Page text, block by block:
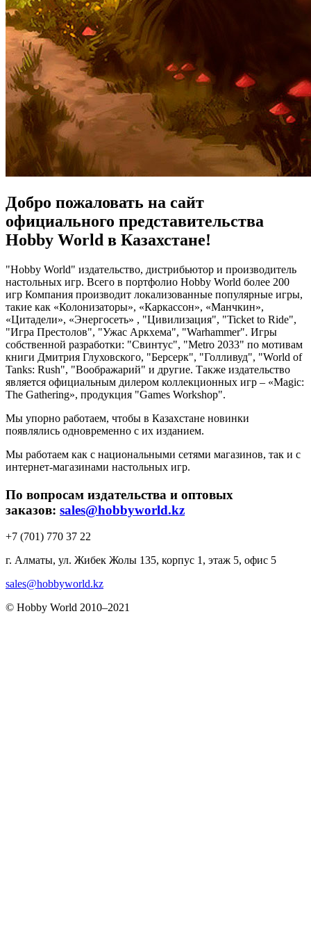
Добро пожаловать на сайт
официального представительства
Hobby World в Казахстане!
"Hobby World" издательство, дистрибьютор и производитель
настольных игр. Всего в портфолио Hobby World более 200
игр Компания производит локализованные популярные игры,
такие как «Колонизаторы», «Каркассон», «Манчкин»,
«Цитадели», «Энергосеть» , "Цивилизация", "Ticket to Ride",
"Игра Престолов", "Ужас Аркхема", "Warhammer". Игры
собственной разработки: "Свинтус", "Metro 2033" по мотивам
книги Дмитрия Глуховского, "Берсерк", "Голливуд", "World of
Tanks: Rush", "Воображарий" и другие. Также издательство
является официальным дилером коллекционных игр – «Magic:
The Gathering», продукция "Games Workshop".
Мы упорно работаем, чтобы в Казахстане новинки
появлялись одновременно с их изданием.
Мы работаем как с национальными сетями магазинов, так и с
интернет-магазинами настольных игр.
По вопросам издательства и оптовых
заказов: sales@hobbyworld.kz
+7 (701) 770 37 22
г. Алматы, ул. Жибек Жолы 135, корпус 1, этаж 5, офис 5
sales@hobbyworld.kz
© Hobby World 2010–2021